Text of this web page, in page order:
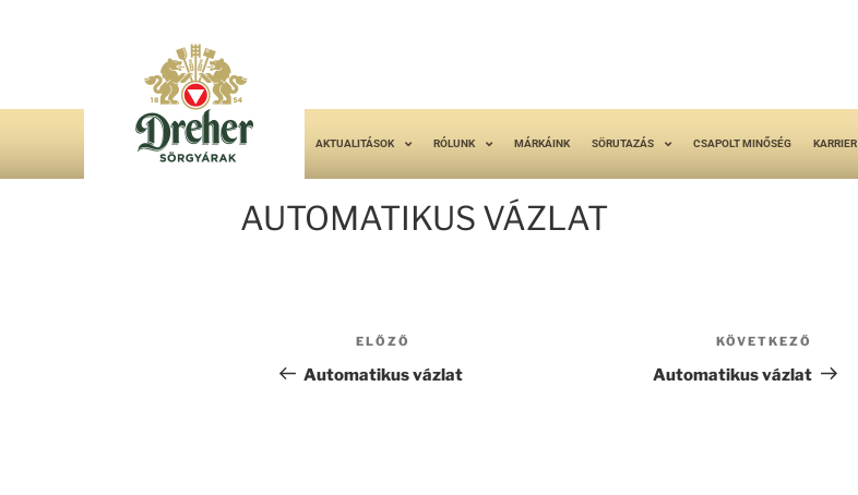
AKTUALITÁSOK RÓLUNK MÁRKÁINK SÖRUTAZÁS CSAPOLT MINŐSÉG KARRIER
AUTOMATIKUS VÁZLAT
ELŐZŐ
Automatikus vázlat
KÖVETKEZŐ
Automatikus vázlat